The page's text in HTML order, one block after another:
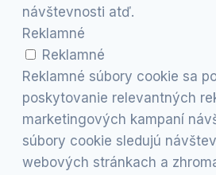
návštevnosti atď.
Reklamné
Reklamné
Reklamné súbory cookie sa
poskytovanie relevantných
marketingových kampaní
súbory cookie sledujú
webových stránkach a